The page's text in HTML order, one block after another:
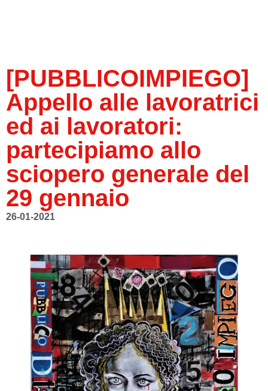
[PUBBLICOIMPIEGO]
Appello alle lavoratrici
ed ai lavoratori:
partecipiamo allo
sciopero generale del
29 gennaio
26-01-2021